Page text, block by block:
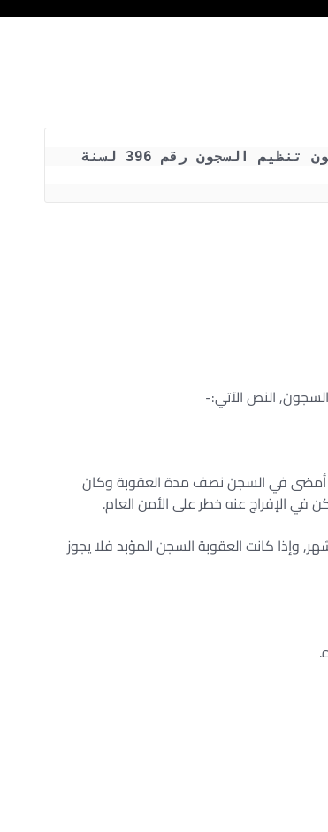
أمضى في السجن نصف مدة العقوبة وكان
الإفراج عنه خطر على الأمن العام.
وإذا كانت العقوبة السجن المؤبد فلا يجوز